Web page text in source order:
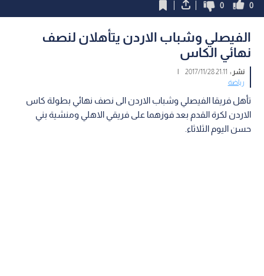
0
0
الفيصلي وشباب الاردن يتأهلان لنصف
نهائي الكاس
نشر : 21:11 2017/11/28
|
رياضة
تأهل فريقا الفيصلي وشباب الاردن الى نصف نهائي بطولة كاس
الاردن لكرة القدم بعد فوزهما على فريقي الاهلي ومنشية بني
حسن اليوم الثلاثاء.